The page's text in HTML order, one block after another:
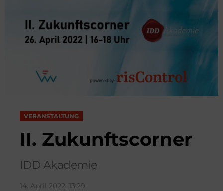
VERANSTALTUNG
II. Zukunftscorner
IDD Akademie
14. April 2022, 13:29